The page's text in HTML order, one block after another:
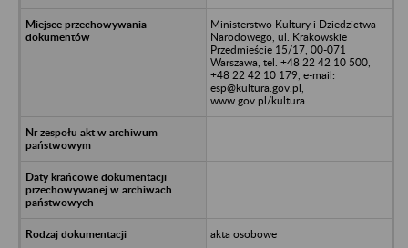
Ministerstwo Kultury i Dziedzictwa
Narodowego, ul. Krakowskie
Przedmieście 15/17, 00-071
Warszawa, tel. +48 22 42 10 500,
+48 22 42 10 179, e-mail:
esp@kultura.gov.pl,
www.gov.pl/kultura
akta osobowe